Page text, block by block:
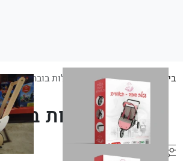
בית צעצועים לילדים עגלות בובה
עגלות בובה